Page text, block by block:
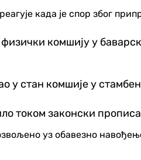
када је спор због
комшију у
у стан комшије у
током законски
уз обавезно